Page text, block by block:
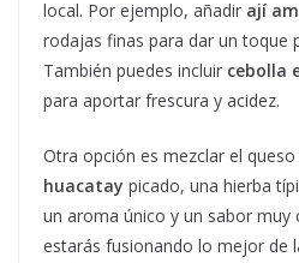
local. Por ejemplo, añadir ají
rodajas finas para dar un toque
También puedes incluir cebolla
para aportar frescura y acidez.
Otra opción es mezclar el
huacatay picado, una hierba
un aroma único y un sabor muy
estarás fusionando lo mejor de